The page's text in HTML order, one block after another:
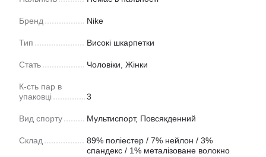
Бренд Nike
Тип Високі шкарпетки
Стать Чоловіки, Жінки
К-сть пар в
упаковці
3
Вид спорту Мультиспорт, Повсякденний
Склад
89% поліестер / 7% нейлон / 3%
спандекс / 1% металізоване волокно